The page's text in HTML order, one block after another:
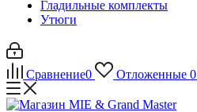
Гладильные комплекты
Утюги
Сравнение0 Отложенные 0